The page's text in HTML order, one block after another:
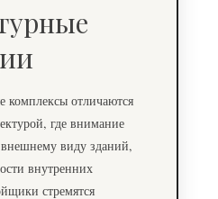
отличаются
где внимание
внешнему виду зданий,
внутренних
стремятся